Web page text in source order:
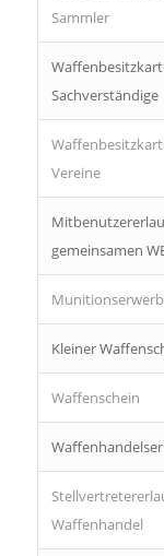
Sammler
Sachverständige
Vereine
gemeinsamen
Kleiner
Waffenschein
Waffenhandel